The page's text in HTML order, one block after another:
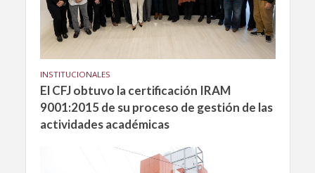
INSTITUCIONALES
El CFJ obtuvo la certificación IRAM
9001:2015 de su proceso de gestión de las
actividades académicas